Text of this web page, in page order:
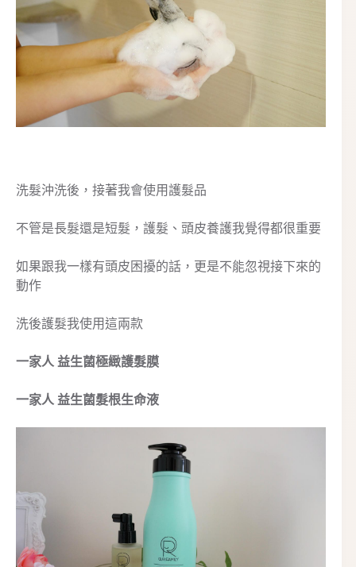
洗髮沖洗後，接著我會使用護髮品
不管是長髮還是短髮，護髮、頭皮養護我覺得都很重要
如果跟我一樣有頭皮困擾的話，更是不能忽視接下來的
動作
洗後護髮我使用這兩款
一家人 益生菌極緻護髮膜
一家人 益生菌髮根生命液